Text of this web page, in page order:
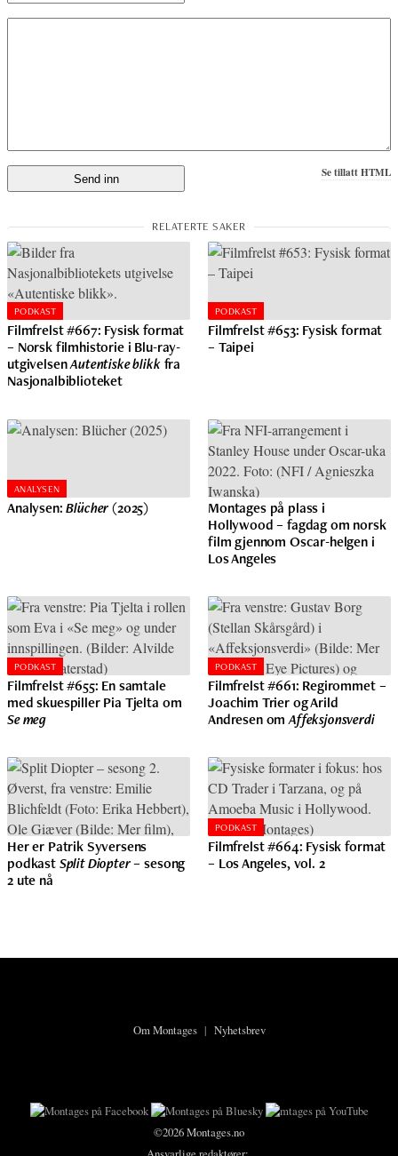
Se tillatt HTML
PODKAST
Filmfrelst #667: Fysisk format
– Norsk filmhistorie i Blu-ray-
utgivelsenAutentiske blikkfra
Nasjonalbiblioteket
PODKAST
Filmfrelst #653: Fysisk format
– Taipei
ANALYSEN
Analysen: Blücher(2025)
Montages på plass i
Hollywood – fagdag om norsk
film gjennom Oscar-helgen i
Los Angeles
PODKAST
Filmfrelst #655: En samtale
med skuespiller Pia Tjelta om
Se meg
PODKAST
Filmfrelst #661: Regirommet –
Joachim Trier og Arild
Andresen omAffeksjonsverdi
Her er Patrik Syversens
podkastSplit Diopter– sesong
2 ute nå
PODKAST
Filmfrelst #664: Fysisk format
– Los Angeles, vol. 2
Om Montages| Nyhetsbrev
©2026 Montages.no